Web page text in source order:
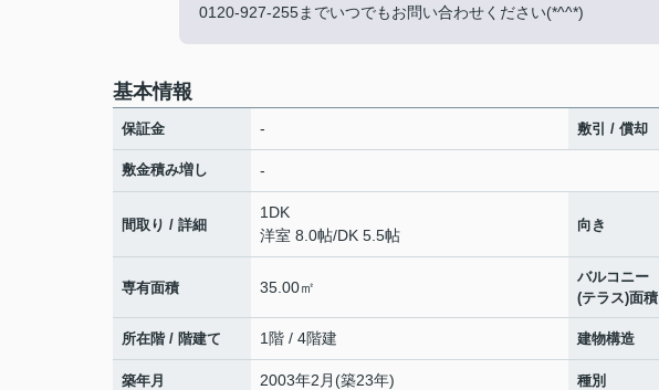
0120-927-255までいつでもお問い合わせください(*^^*)
基本情報
保証金 - 敷引 / 償却
敷金積み増し -
間取り / 詳細
1DK
洋室 8.0帖/DK 5.5帖
向き
専有面積 35.00㎡
バルコニー
(テラス)面積
所在階 / 階建て 1階 / 4階建 建物構造
築年月 2003年2月(築23年) 種別